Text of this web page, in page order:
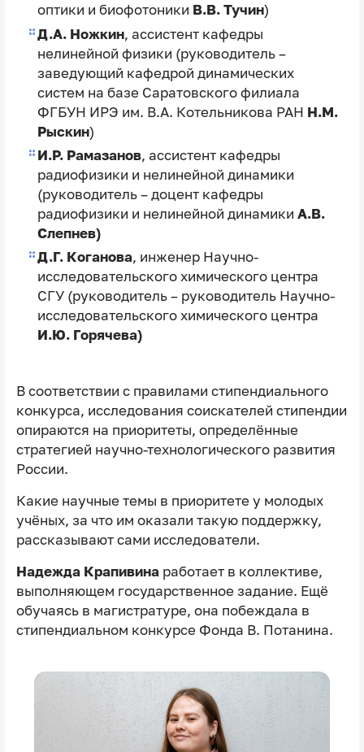
оптики и биофотоники В.В. Тучин)
Д.А. Ножкин, ассистент кафедры
нелинейной физики (руководитель –
заведующий кафедрой динамических
систем на базе Саратовского филиала
ФГБУН ИРЭ им. В.А. Котельникова РАН Н.М.
Рыскин)
И.Р. Рамазанов, ассистент кафедры
радиофизики и нелинейной динамики
(руководитель – доцент кафедры
радиофизики и нелинейной динамики А.В.
Слепнев)
Д.Г. Коганова, инженер Научно-
исследовательского химического центра
СГУ (руководитель – руководитель Научно-
исследовательского химического центра
И.Ю. Горячева)
В соответствии с правилами стипендиального
конкурса, исследования соискателей стипендии
опираются на приоритеты, определённые
стратегией научно-технологического развития
России.
Какие научные темы в приоритете у молодых
учёных, за что им оказали такую поддержку,
рассказывают сами исследователи.
Надежда Крапивинаработает в коллективе,
выполняющем государственное задание. Ещё
обучаясь в магистратуре, она побеждала в
стипендиальном конкурсе Фонда В. Потанина.